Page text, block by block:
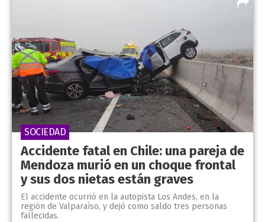
Accidente fatal en Chile: una pareja de
Mendoza murió en un choque frontal
y sus dos nietas están graves
El accidente ocurrió en la autopista Los Andes, en la
región de Valparaíso, y dejó como saldo tres personas
fallecidas.
SOCIEDAD